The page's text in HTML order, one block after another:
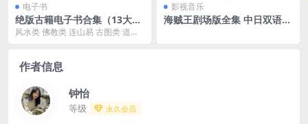
电子书
绝版古籍电子书合集（13大
类）夸克网盘资源下载
风水类 佛教类 连山易 古图类 道教
影视音乐
海贼王剧场版全集 中日双语
作者信息
钟怡
等级 永久会员